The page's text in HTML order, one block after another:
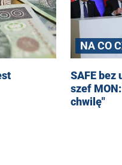
NA CO
SAFE bez
szef
chwilę"